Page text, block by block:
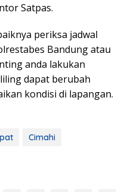
Satpas.
periksa jadwal
Bandung atau
anda lakukan
dapat berubah
kondisi di lapangan.
Cimahi